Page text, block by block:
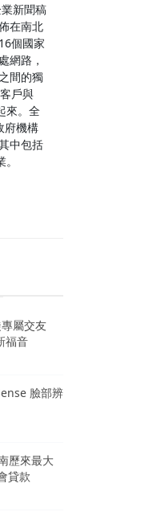
新聞稿
在南北
個國家
網路，
間的獨
戶與
來。全
府機構
中包括
屬交友
福音
臉部辨
歷來最大
貸款